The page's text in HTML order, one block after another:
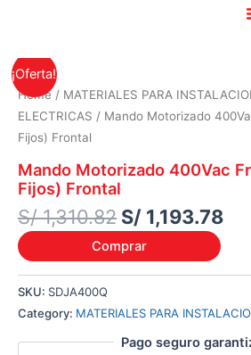
¡Oferta!
Home / MATERIALES PARA
ELECTRICAS / Mando Motorizado
Fijos) Frontal
Mando Motorizado 400Vac
Fijos) Frontal
S/1,310.82
price
was:
S/ 1,193.78
is:
Comprar
SKU: SDJA400Q
Category: MATERIALES PARA
Pago seguro